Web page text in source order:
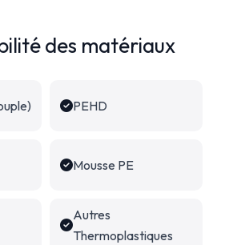
des matériaux
PEHD
Mousse PE
Autres
Thermoplastiques